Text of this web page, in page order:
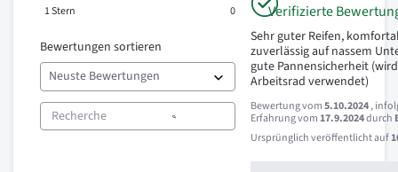
1Stern 0
Bewertungen sortieren
Verifizierte
Sehr guter Reifen,
zuverlässig auf nassem
gute Pannensicherheit
Arbeitsrad verwendet)
Bewertung vom5.10.2024,
Erfahrung vom17.9.2024durch
Ursprünglich veröffentlicht auf